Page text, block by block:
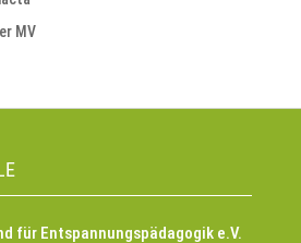
MV
für Entspannungspädagogik e.V.